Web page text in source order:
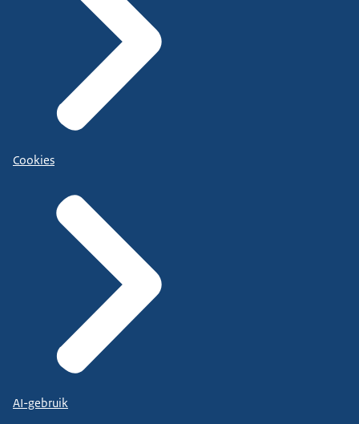
Cookies
AI-gebruik